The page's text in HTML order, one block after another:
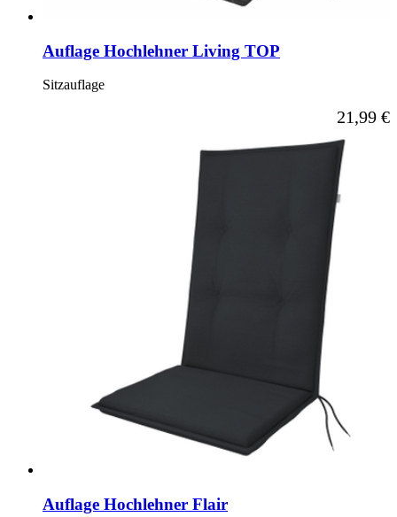
Auflage Hochlehner Living TOP
Sitzauflage
Ab
21,99 €
Auflage Hochlehner Flair